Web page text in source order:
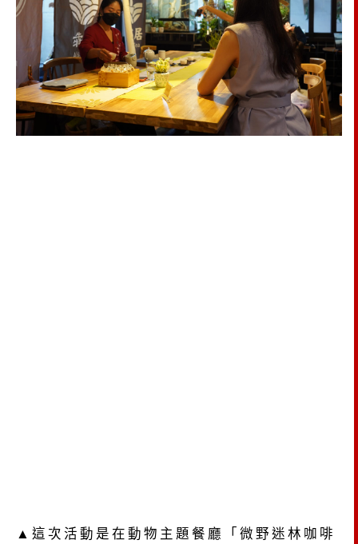
▲這次活動是在動物主題餐廳「微野迷林咖啡